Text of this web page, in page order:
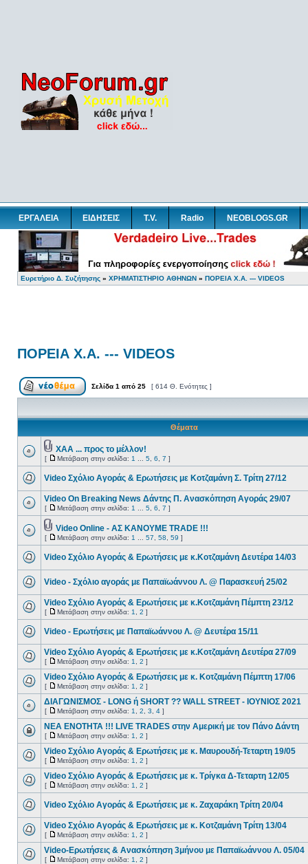
ΕΡΓΑΛΕΙΑ ΕΙΔΗΣΕΙΣ T.V. Radio NEOBLOGS.GR
Ευρετήριο Δ. Συζήτησης » ΧΡΗΜΑΤΙΣΤΗΡΙΟ ΑΘΗΝΩΝ » ΠΟΡΕΙΑ Χ.Α. --- VIDEOS
ΠΟΡΕΙΑ Χ.Α. --- VIDEOS
Σελίδα 1 από 25 [ 614 Θ. Ενότητες ]
Θέματα
ΧΑΑ ... προς το μέλλον!
[ Μετάβαση στην σελίδα: 1 5 6 7 ]
Video Σχόλιο Αγοράς & Ερωτήσεις με Κοτζαμάνη Σ. Τρίτη 27/12
Video On Breaking News Δάντης Π. Ανασκόπηση Αγοράς 29/07
[ Μετάβαση στην σελίδα: 1 5 6 7 ]
Video Online - ΑΣ ΚΑΝΟΥΜΕ TRADE !!!
[ Μετάβαση στην σελίδα: 1 57 58 59 ]
Video Σχόλιο Αγοράς & Ερωτήσεις με κ.Κοτζαμάνη Δευτέρα 14/03
Video - Σχόλιο αγοράς με Παπαϊωάννου Λ. @ Παρασκευή 25/02
Video Σχόλιο Αγοράς & Ερωτήσεις με κ.Κοτζαμάνη Πέμπτη 23/12
[ Μετάβαση στην σελίδα: 1 2 ]
Video - Ερωτήσεις με Παπαϊωάννου Λ. @ Δευτέρα 15/11
Video Σχόλιο Αγοράς & Ερωτήσεις με κ.Κοτζαμάνη Δευτέρα 27/09
[ Μετάβαση στην σελίδα: 1 2 ]
Video Σχόλιο Αγοράς & Ερωτήσεις με κ. Κοτζαμάνη Πέμπτη 17/06
[ Μετάβαση στην σελίδα: 1 2 ]
ΔΙΑΓΩΝΙΣΜΟΣ - LONG ή SHORT ?? WALL STREET - ΙΟΥΝΙΟΣ 2021
[ Μετάβαση στην σελίδα: 1 2 3 4 ]
ΝΕΑ ΕΝΟΤΗΤΑ !!! LIVE TRADES στην Αμερική με τον Πάνο Δάντη
[ Μετάβαση στην σελίδα: 1 2 ]
Video Σχόλιο Αγοράς & Ερωτήσεις με κ. Μαυρουδή-Τεταρτη 19/05
[ Μετάβαση στην σελίδα: 1 2 ]
Video Σχόλιο Αγοράς & Ερωτήσεις με κ. Τρίγκα Δ-Τεταρτη 12/05
[ Μετάβαση στην σελίδα: 1 2 ]
Video Σχόλιο Αγοράς & Ερωτήσεις με κ. Ζαχαράκη Τρίτη 20/04
Video Σχόλιο Αγοράς & Ερωτήσεις με κ. Κοτζαμάνη Τρίτη 13/04
[ Μετάβαση στην σελίδα: 1 2 ]
Video-Ερωτήσεις & Ανασκόπηση 3μήνου με Παπαϊωάννου Λ. 05/04
[ Μετάβαση στην σελίδα: 1 2 ]